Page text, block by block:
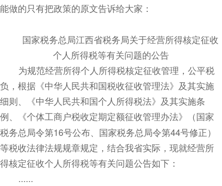
能做的只有把政策的原文告诉给大家：
国家税务总局江西省税务局关于经营所得核定征收
个人所得税等有关问题的公告
为规范经营所得个人所得税核定征收管理，公平税
负，根据《中华人民共和国税收征收管理法》及其实施
细则、《中华人民共和国个人所得税法》及其实施条
例、《个体工商户税收定期定额征收管理办法》（国家
税务总局令第16号公布、国家税务总局令第44号修正）
等税收法律法规规章规定，结合我省实际，现就经营所
得核定征收个人所得税等有关问题公告如下：
......